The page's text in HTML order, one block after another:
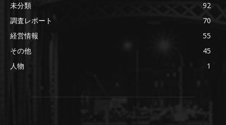
未分類
92
調査レポート
70
経営情報
55
その他
45
人物
1